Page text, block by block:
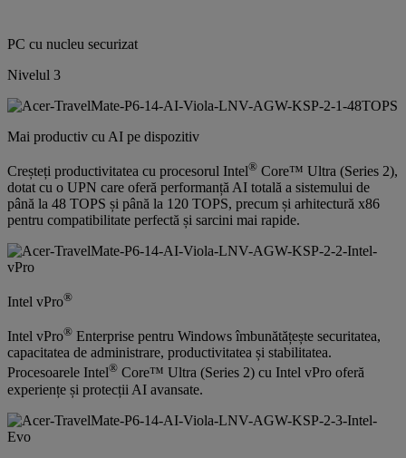
PC cu nucleu securizat
Nivelul 3
Mai productiv cu AI pe dispozitiv
Creșteți productivitatea cu procesorul Intel® Core™ Ultra (Series 2),
dotat cu o UPN care oferă performanță AI totală a sistemului de
până la 48 TOPS și până la 120 TOPS, precum și arhitectură x86
pentru compatibilitate perfectă și sarcini mai rapide.
Intel vPro®
Intel vPro® Enterprise pentru Windows îmbunătățește securitatea,
capacitatea de administrare, productivitatea și stabilitatea.
Procesoarele Intel® Core™ Ultra (Series 2) cu Intel vPro oferă
experiențe și protecții AI avansate.